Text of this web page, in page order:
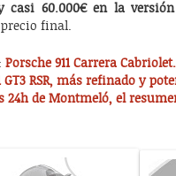
casi 60.000€ en la versión
final.
Porsche 911 Carrera
GT3 RSR, más refinado y
24h de Montmeló, el